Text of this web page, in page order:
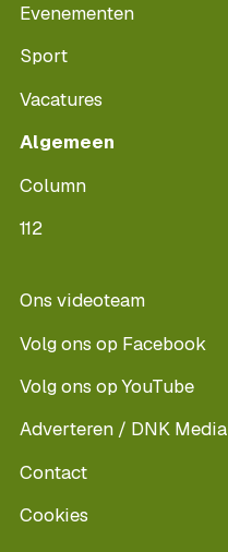
Evenementen
Sport
Vacatures
Algemeen
Column
112
Ons videoteam
Volg ons op Facebook
Volg ons op YouTube
Adverteren / DNK Media
Contact
Cookies